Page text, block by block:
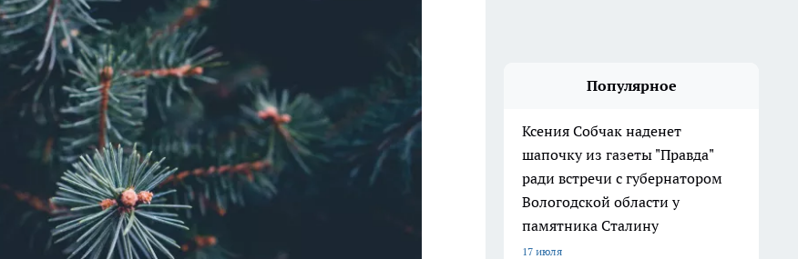
Популярное
Ксения Собчак наденет
шапочку из газеты "Правда"
ради встречи с губернатором
Вологодской области у
памятника Сталину
17 июля